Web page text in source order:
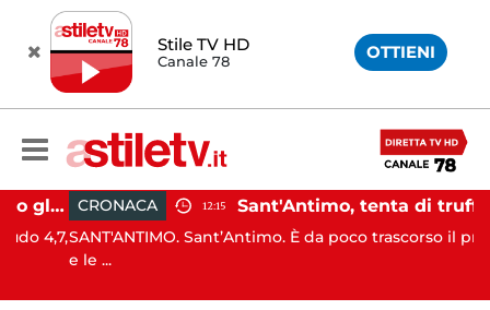
Stile TV HD
Canale 78 OTTIENI
Campi Flegrei, aumentano gli sfollati e infuria lo scontro politico
4,7,
CRONACA 12:15
SANT'ANTIMO. Sant’Antimo. È da poco trascorso il pranzo
e le ...